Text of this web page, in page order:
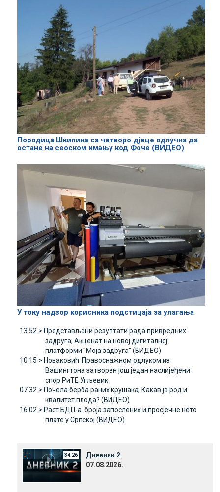
Породица Шкипина са четворо дјеце одлучна да
остане на сеоском имању код Фоче (ВИДЕО)
У току надзор корисника подстицаја за улагања
13:52 > Представљени резултати рада привредних
задруга; Акценат на новој дигиталној
платформи "Моја задруга" (ВИДЕО)
10:15 > Новаковић: Правоснажном одлуком из
Вашингтона затворен још један наслијеђени
спор РиТЕ Угљевик
07:32 > Почела берба раних крушака; Какав је род и
квалитет плода? (ВИДЕО)
16:02 > Раст БДП-а, броја запослених и просјечне нето
плате у Српској (ВИДЕО)
34:26
Дневник 2
07.08.2026.